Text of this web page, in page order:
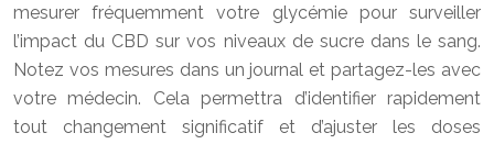
mesurer fréquemment votre glycémie pour surveiller
l’impact du CBD sur vos niveaux de sucre dans le sang.
Notez vos mesures dans un journal et partagez-les avec
votre médecin. Cela permettra d’identifier rapidement
tout changement significatif et d’ajuster les doses